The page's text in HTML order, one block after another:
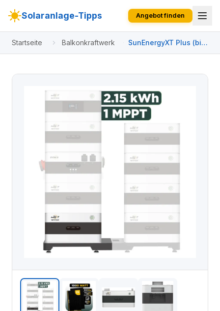
Solaranlage-Tipps Angebot finden
Startseite Balkonkraftwerk
SunEnergyXT Plus (bis
17,2 kWh) Konfigurator
2,15 kWh / Solyco 500